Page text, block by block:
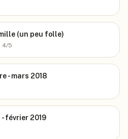
(un peu folle)
· 4/5
- mars 2018
février 2019